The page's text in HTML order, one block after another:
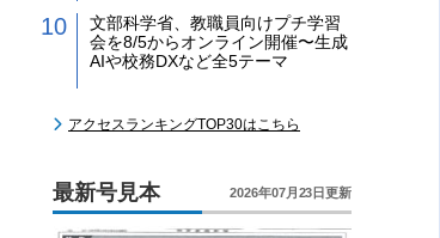
文部科学省、教職員向けプチ学習
会を8/5からオンライン開催〜生成
AIや校務DXなど全5テーマ
アクセスランキングTOP30はこちら
最新号見本 2026年07月23日更新